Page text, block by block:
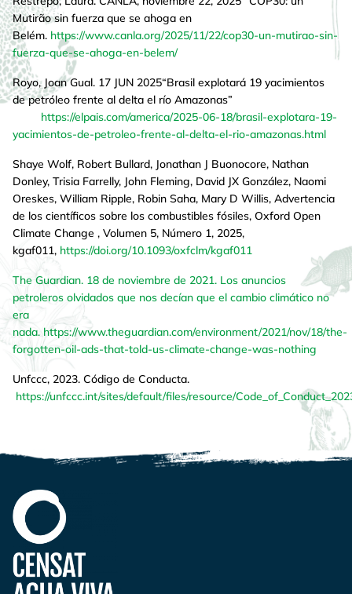
Mutirão sin fuerza que se ahoga en
Belém. https://www.canla.org/2025/11/22/cop30-un-mutirao-sin-
fuerza-que-se-ahoga-en-belem/
Royo, Joan Gual. 17 JUN 2025“Brasil explotará 19 yacimientos
de petróleo frente al delta el río Amazonas”
https://elpais.com/america/2025-06-18/brasil-explotara-19-
yacimientos-de-petroleo-frente-al-delta-el-rio-amazonas.html
Shaye Wolf, Robert Bullard, Jonathan J Buonocore, Nathan
Donley, Trisia Farrelly, John Fleming, David JX González, Naomi
Oreskes, William Ripple, Robin Saha, Mary D Willis, Advertencia
de los científicos sobre los combustibles fósiles, Oxford Open
Climate Change , Volumen 5, Número 1, 2025,
kgaf011, https://doi.org/10.1093/oxfclm/kgaf011
The Guardian. 18 de noviembre de 2021. Los anuncios
petroleros olvidados que nos decían que el cambio climático no
era
nada. https://www.theguardian.com/environment/2021/nov/18/the-
forgotten-oil-ads-that-told-us-climate-change-was-nothing
Unfccc, 2023. Código de Conducta.
https://unfccc.int/sites/default/files/resource/